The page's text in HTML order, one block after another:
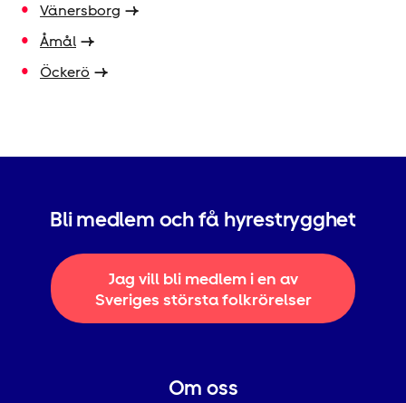
Vänersborg
Åmål
Öckerö
Bli medlem och få hyrestrygghet
Jag vill bli medlem i en av
Sveriges största folkrörelser
Om oss